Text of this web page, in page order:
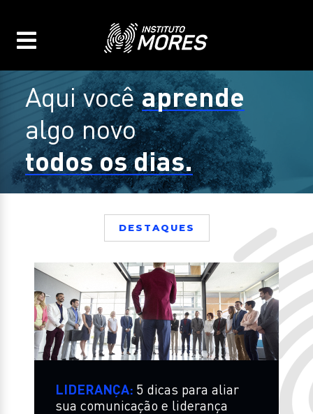
Aqui vocêaprende
algo novo
todos os dias.
DESTAQUES
LIDERANÇA: 5 dicas para aliar
sua comunicação e liderança